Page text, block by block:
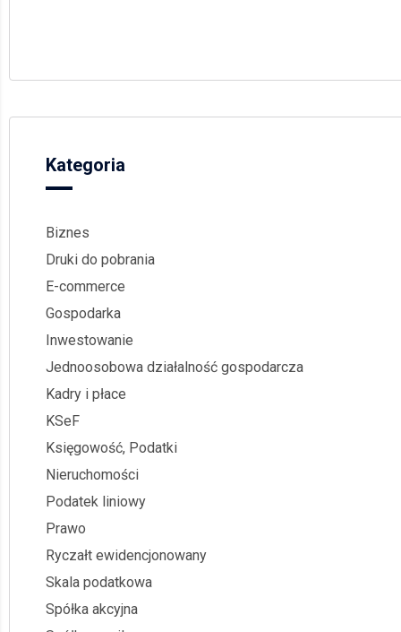
Kategoria
Biznes
Druki do pobrania
E-commerce
Gospodarka
Inwestowanie
Jednoosobowa działalność gospodarcza
Kadry i płace
KSeF
Księgowość, Podatki
Nieruchomości
Podatek liniowy
Prawo
Ryczałt ewidencjonowany
Skala podatkowa
Spółka akcyjna